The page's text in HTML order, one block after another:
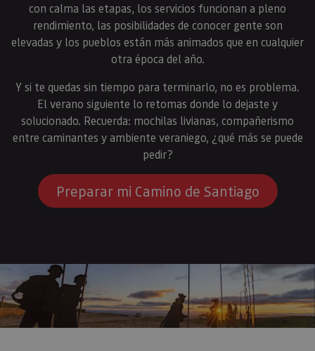
con calma las etapas, los servicios funcionan a pleno
rendimiento, las posibilidades de conocer gente son
elevadas y los pueblos están más animados que en cualquier
otra época del año.
Y si te quedas sin tiempo para terminarlo, no es problema.
El verano siguiente lo retomas donde lo dejaste y
solucionado. Recuerda: mochilas livianas, compañerismo
entre caminantes y ambiente veraniego, ¿qué más se puede
pedir?
Preparar mi Camino de Santiago